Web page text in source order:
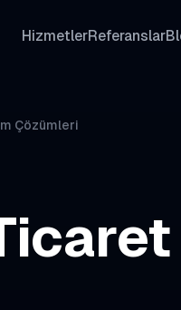
HizmetlerReferanslar
Çözümleri